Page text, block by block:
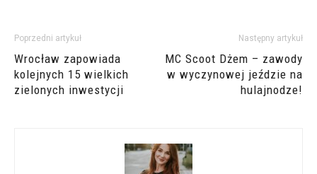
Poprzedni artykuł
Wrocław zapowiada
kolejnych 15 wielkich
zielonych inwestycji
Następny artykuł
MC Scoot Dżem – zawody
w wyczynowej jeździe na
hulajnodze!